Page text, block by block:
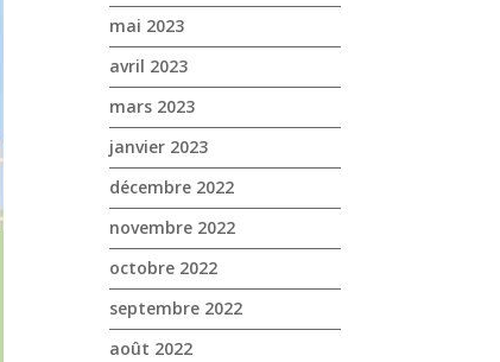
mai 2023
avril 2023
mars 2023
janvier 2023
décembre 2022
novembre 2022
octobre 2022
septembre 2022
août 2022